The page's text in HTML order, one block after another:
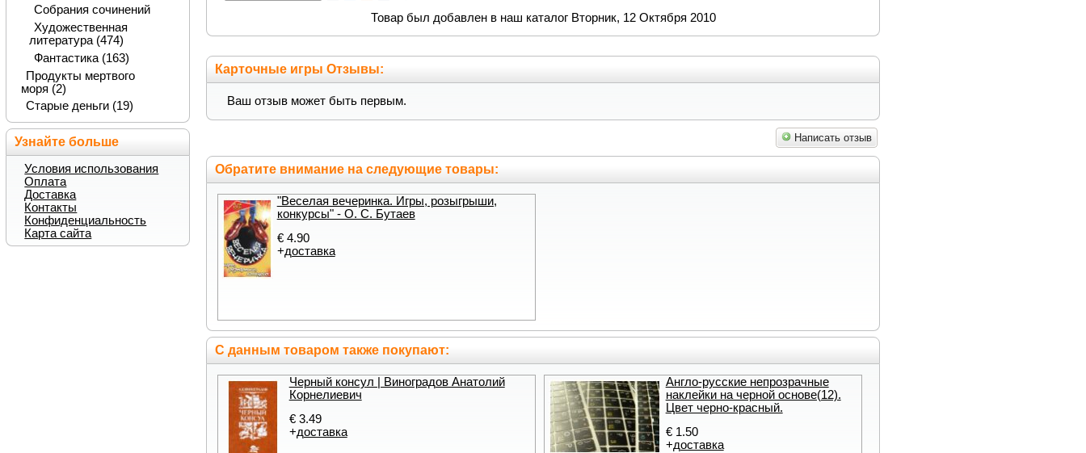
Товар был добавлен в наш каталог Вторник, 12 Октября 2010
Карточные игры Отзывы:
Ваш отзыв может быть первым.
Написать отзыв
Обратите внимание на следующие товары:
"Веселая вечеринка. Игры, розыгрыши,
конкурсы" - О. С. Бутаев
€ 4.90
+доставка
С данным товаром также покупают:
Черный консул | Виноградов Анатолий
Корнелиевич
€ 3.49
+доставка
Англо-русские непрозрачные
наклейки на черной основе(12).
Цвет черно-красный.
€ 1.50
+доставка
Собрания сочинений
Художественная
литература (474)
Фантастика (163)
Продукты мертвого
моря (2)
Старые деньги (19)
Узнайте больше
Условия использования
Оплата
Доставка
Контакты
Конфиденциальность
Карта сайта